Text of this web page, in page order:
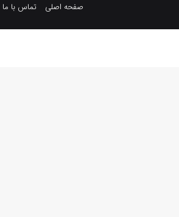
صفحه اصلی
تماس با ما